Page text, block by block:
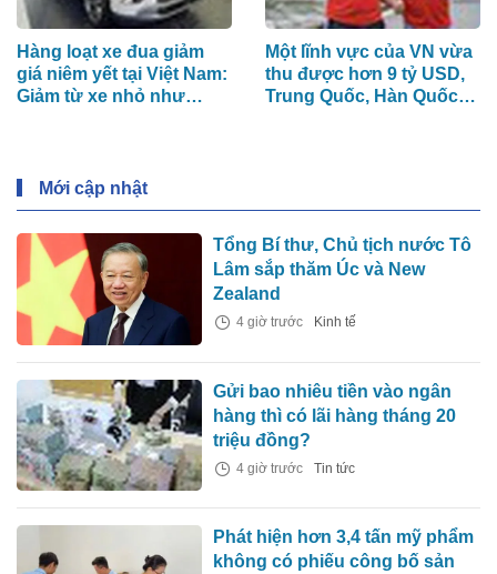
Hàng loạt xe đua giảm
giá niêm yết tại Việt Nam:
Giảm từ xe nhỏ như
Một lĩnh vực của VN vừa
thu được hơn 9 tỷ USD,
Trung Quốc, Hàn Quốc
Mới cập nhật
Tổng Bí thư, Chủ tịch nước Tô
Lâm sắp thăm Úc và New
Zealand
4 giờ trước Kinh tế
Gửi bao nhiêu tiền vào ngân
hàng thì có lãi hàng tháng 20
triệu đồng?
4 giờ trước Tin tức
Phát hiện hơn 3,4 tấn mỹ phẩm
không có phiếu công bố sản